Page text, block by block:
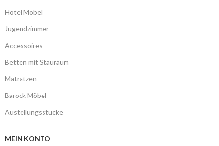
Hotel Möbel
Jugendzimmer
Accessoires
Betten mit Stauraum
Matratzen
Barock Möbel
Austellungsstücke
MEIN KONTO